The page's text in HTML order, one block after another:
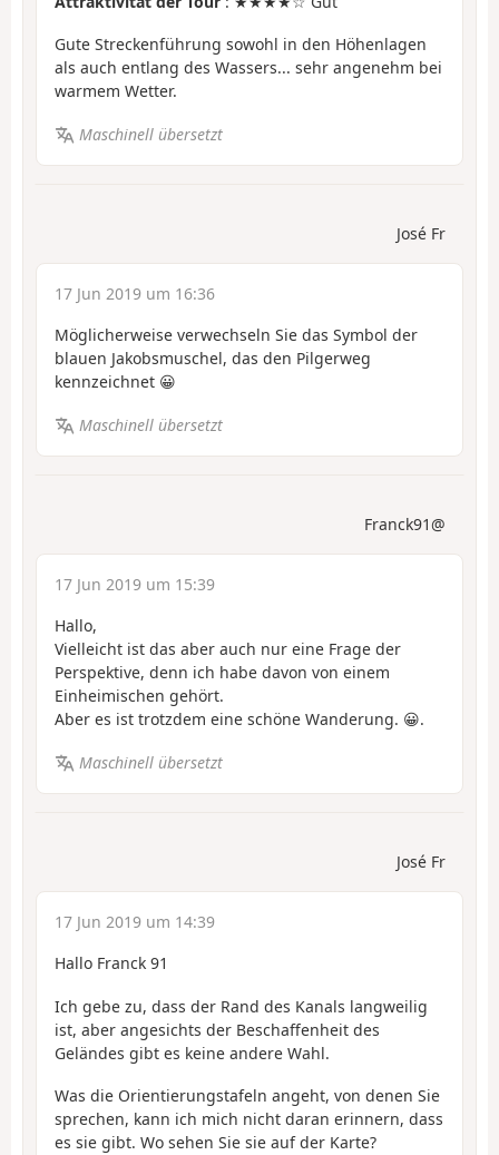
Gute Streckenführung sowohl in den Höhenlagen
als auch entlang des Wassers... sehr angenehm bei
warmem Wetter.
Maschinell übersetzt
José Fr
17 Jun 2019 um 16:36
Möglicherweise verwechseln Sie das Symbol der
blauen Jakobsmuschel, das den Pilgerweg
kennzeichnet 😀
Maschinell übersetzt
Franck91@
17 Jun 2019 um 15:39
Hallo,
Vielleicht ist das aber auch nur eine Frage der
Perspektive, denn ich habe davon von einem
Einheimischen gehört.
Aber es ist trotzdem eine schöne Wanderung. 😀.
Maschinell übersetzt
José Fr
17 Jun 2019 um 14:39
Hallo Franck 91
Ich gebe zu, dass der Rand des Kanals langweilig
ist, aber angesichts der Beschaffenheit des
Geländes gibt es keine andere Wahl.
Was die Orientierungstafeln angeht, von denen Sie
sprechen, kann ich mich nicht daran erinnern, dass
es sie gibt. Wo sehen Sie sie auf der Karte?